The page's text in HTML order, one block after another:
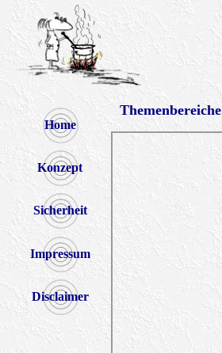
Home
Konzept
Sicherheit
Impressum
Disclaimer
Themenbereiche